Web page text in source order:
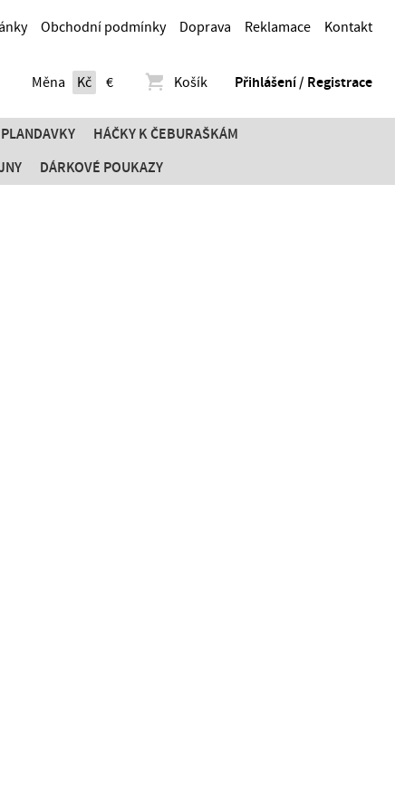
Obchodní podmínky Doprava Reklamace Kontakt
Měna Kč € Košík Přihlášení / Registrace
PLANDAVKY HÁČKY K ČEBURAŠKÁM
DÁRKOVÉ POUKAZY